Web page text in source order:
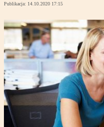
Publikacja: 14.10.2020 17:15